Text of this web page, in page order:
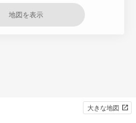
地図を表示
大きな地図